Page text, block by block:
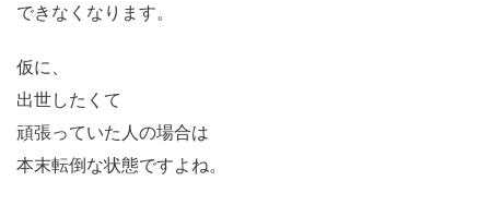
できなくなります。
仮に、
出世したくて
頑張っていた人の場合は
本末転倒な状態ですよね。